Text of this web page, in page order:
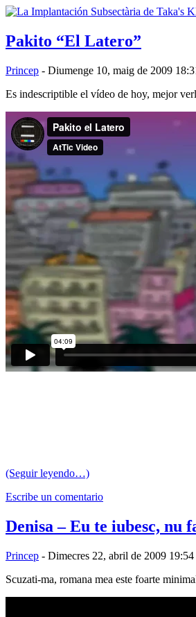
Pakito “El Latero”
Princep - Diumenge 10, maig de 2009
Es indescriptible el vídeo de hoy, mejor
(Seguir leyendo…)
Escribe un comentario
Denisa – Eu te iubesc, nu
Princep - Dimecres 22, abril de 2009 19:54
Scuzati-ma, romana mea este foarte